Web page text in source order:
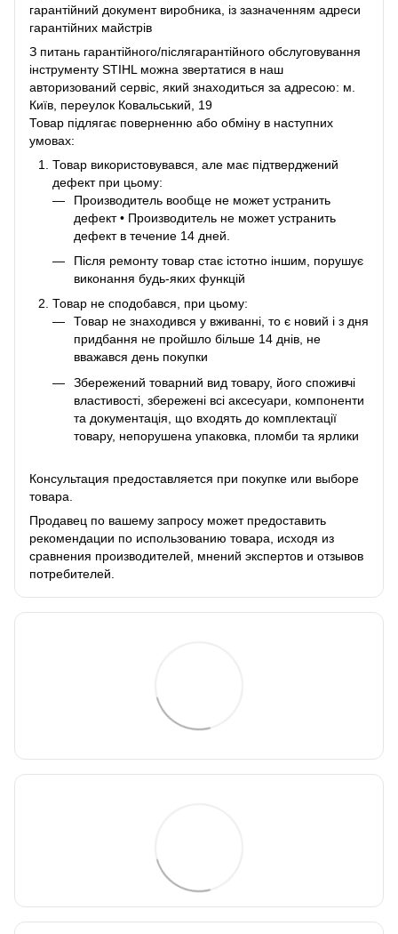
гарантійний документ виробника, із зазначенням адреси
гарантійних майстрів
З питань гарантійного/післягарантійного обслуговування
інструменту STIHL можна звертатися в наш
авторизований сервіс, який знаходиться за адресою: м.
Київ, переулок Ковальський, 19
Товар підлягає поверненню або обміну в наступних
умовах:
Товар використовувався, але має підтверджений
дефект при цьому:
Производитель вообще не может устранить
дефект • Производитель не может устранить
дефект в течение 14 дней.
Після ремонту товар стає істотно іншим, порушує
виконання будь-яких функцій
Товар не сподобався, при цьому:
Товар не знаходився у вживанні, то є новий і з дня
придбання не пройшло більше 14 днів, не
вважався день покупки
Збережений товарний вид товару, його споживчі
властивості, збережені всі аксесуари, компоненти
та документація, що входять до комплектації
товару, непорушена упаковка, пломби та ярлики
Консультация предоставляется при покупке или выборе
товара.
Продавец по вашему запросу может предоставить
рекомендации по использованию товара, исходя из
сравнения производителей, мнений экспертов и отзывов
потребителей.